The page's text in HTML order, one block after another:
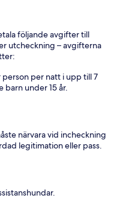
följande avgifter till
utcheckning – avgifterna
person per natt i upp till 7
barn under 15 år.
närvara vid incheckning
legitimation eller pass.